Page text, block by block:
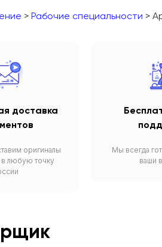
> Рабочие специальности >
доставка
оригиналы
любую точку
Мы всегда
ваши